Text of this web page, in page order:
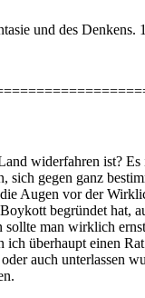
und des
widerfahren ist?
gegen ganz
Augen vor der
begründet
man wirklich
überhaupt einen
auch